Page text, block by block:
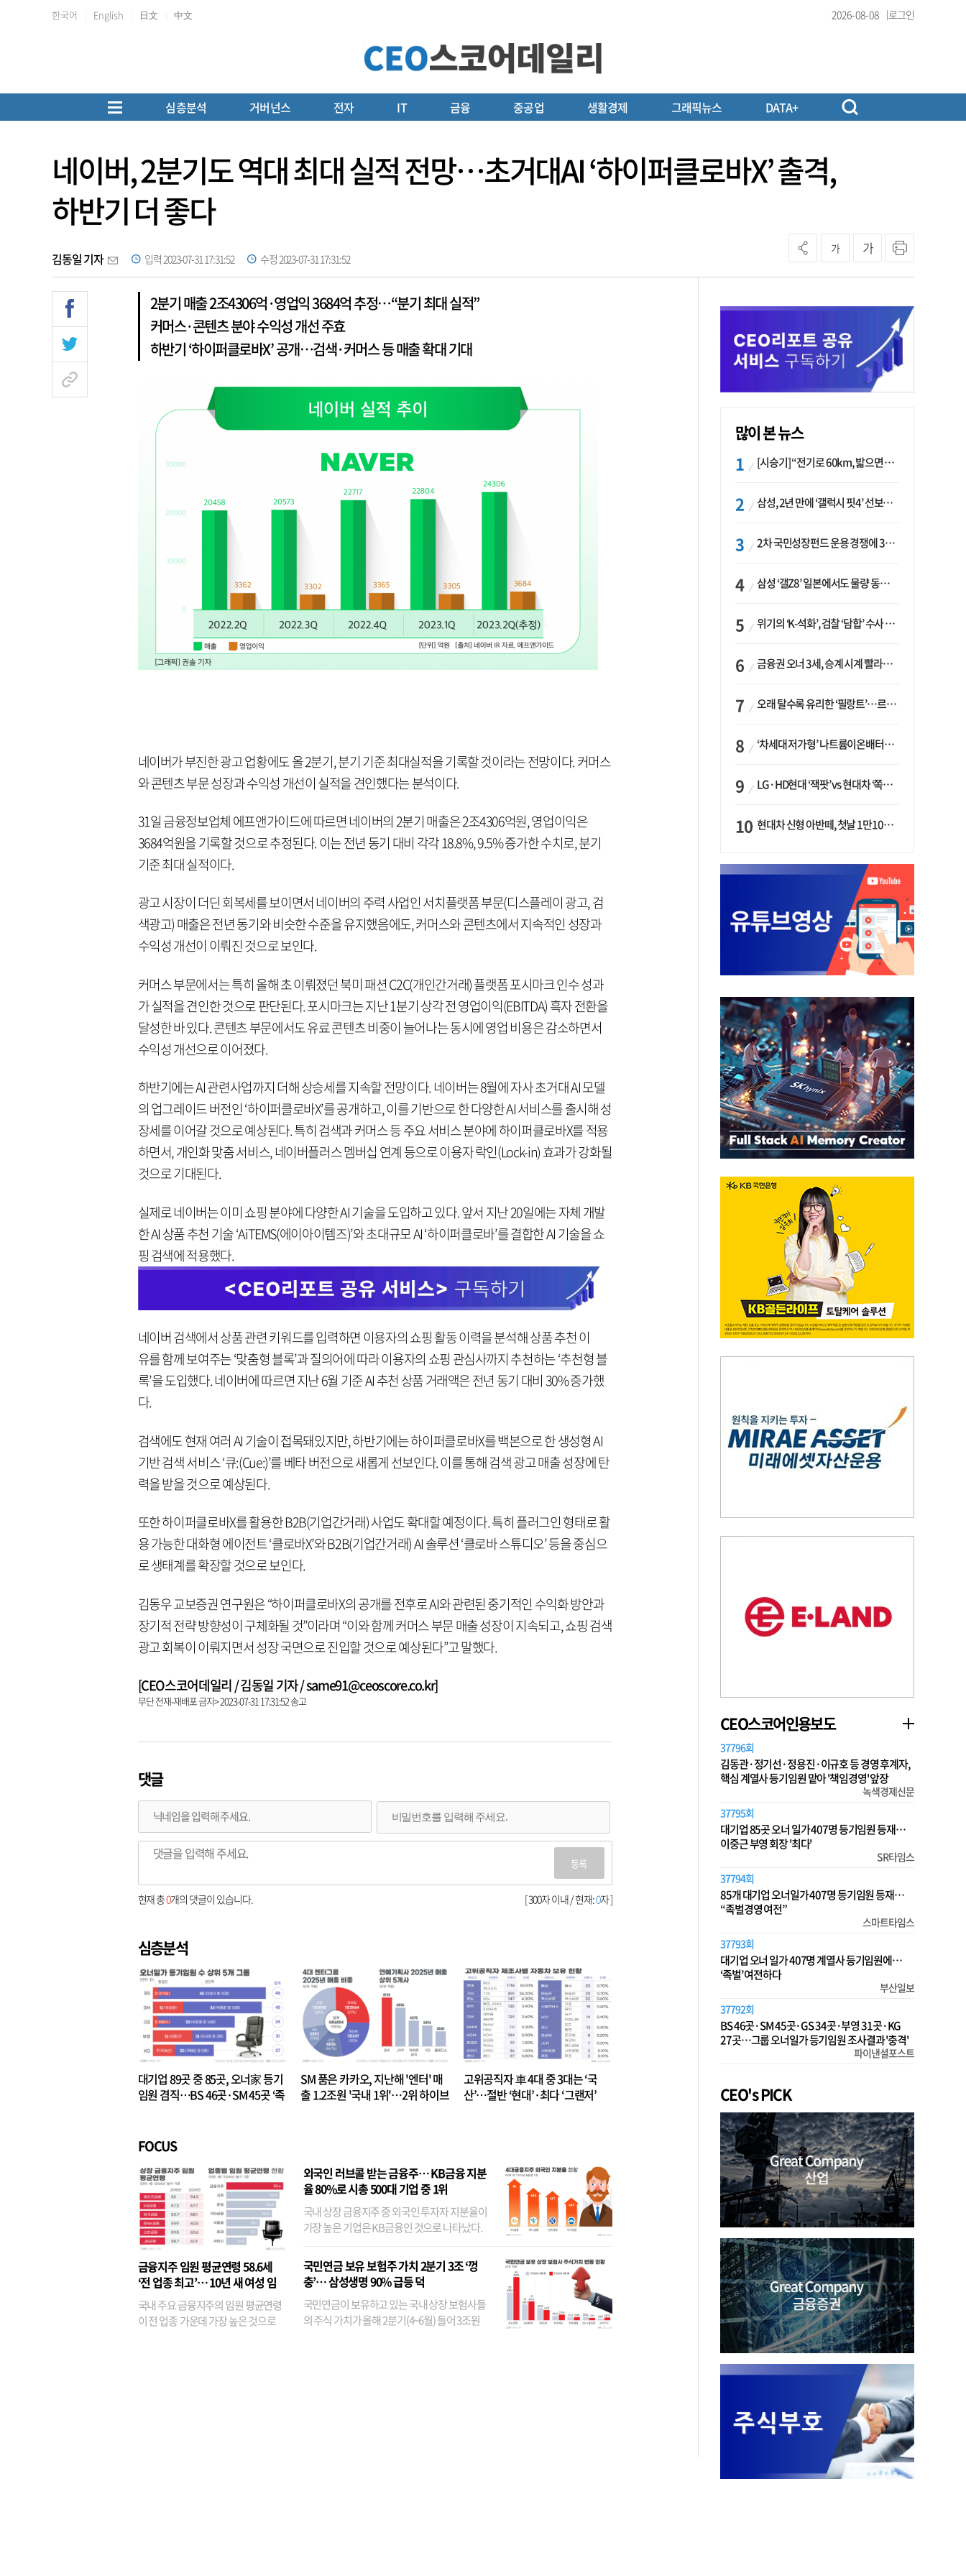
한국어 English 日文 中文 2026-08-08 로그인
심층분석 거버넌스 전자 IT 금융 중공업 생활경제 그래픽뉴스 DATA+
네이버, 2분기도 역대 최대 실적 전망…초거대AI ‘하이퍼클로바X’ 출격,
하반기 더 좋다
김동일 기자 입력 2023-07-31 17:31:52 수정 2023-07-31 17:31:52
가 가
2분기 매출 2조4306억·영업익 3684억 추정…“분기 최대 실적”
커머스·콘텐츠 분야 수익성 개선 주효
하반기 ‘하이퍼클로바X’ 공개…검색·커머스 등 매출 확대 기대
네이버가 부진한 광고 업황에도 올 2분기, 분기 기준 최대실적을 기록할 것이라는 전망이다. 커머스
와 콘텐츠 부문 성장과 수익성 개선이 실적을 견인했다는 분석이다.
31일 금융정보업체 에프앤가이드에 따르면 네이버의 2분기 매출은 2조4306억원, 영업이익은
3684억원을 기록할 것으로 추정된다. 이는 전년 동기 대비 각각 18.8%, 9.5% 증가한 수치로, 분기
기준 최대 실적이다.
광고 시장이 더딘 회복세를 보이면서 네이버의 주력 사업인 서치플랫폼 부문(디스플레이 광고, 검
색광고) 매출은 전년 동기와 비슷한 수준을 유지했음에도, 커머스와 콘텐츠에서 지속적인 성장과
수익성 개선이 이뤄진 것으로 보인다.
커머스 부문에서는 특히 올해 초 이뤄졌던 북미 패션 C2C(개인간거래) 플랫폼 포시마크 인수 성과
가 실적을 견인한 것으로 판단된다. 포시마크는 지난 1분기 상각 전 영업이익(EBITDA) 흑자 전환을
달성한 바 있다. 콘텐츠 부문에서도 유료 콘텐츠 비중이 늘어나는 동시에 영업 비용은 감소하면서
수익성 개선으로 이어졌다.
하반기에는 AI 관련사업까지 더해 상승세를 지속할 전망이다. 네이버는 8월에 자사 초거대 AI 모델
의 업그레이드 버전인 ‘하이퍼클로바X’를 공개하고, 이를 기반으로 한 다양한 AI 서비스를 출시해 성
장세를 이어갈 것으로 예상된다. 특히 검색과 커머스 등 주요 서비스 분야에 하이퍼클로바X를 적용
하면서, 개인화 맞춤 서비스, 네이버플러스 멤버십 연계 등으로 이용자 락인(Lock-in) 효과가 강화될
것으로 기대된다.
실제로 네이버는 이미 쇼핑 분야에 다양한 AI 기술을 도입하고 있다. 앞서 지난 20일에는 자체 개발
한 AI 상품 추천 기술 ‘AiTEMS(에이아이템즈)’와 초대규모 AI ‘하이퍼클로바’를 결합한 AI 기술을 쇼
핑 검색에 적용했다.
네이버 검색에서 상품 관련 키워드를 입력하면 이용자의 쇼핑 활동 이력을 분석해 상품 추천 이
유를 함께 보여주는 ‘맞춤형 블록’과 질의어에 따라 이용자의 쇼핑 관심사까지 추천하는 ‘추천형 블
록’을 도입했다. 네이버에 따르면 지난 6월 기준 AI 추천 상품 거래액은 전년 동기 대비 30% 증가했
다.
검색에도 현재 여러 AI 기술이 접목돼있지만, 하반기에는 하이퍼클로바X를 백본으로 한 생성형 AI
기반 검색 서비스 ‘큐:(Cue:)’를 베타 버전으로 새롭게 선보인다. 이를 통해 검색 광고 매출 성장에 탄
력을 받을 것으로 예상된다.
또한 하이퍼클로바X를 활용한 B2B(기업간거래) 사업도 확대할 예정이다. 특히 플러그인 형태로 활
용 가능한 대화형 에이전트 ‘클로바X’와 B2B(기업간거래) AI 솔루션 ‘클로바 스튜디오’ 등을 중심으
로 생태계를 확장할 것으로 보인다.
김동우 교보증권 연구원은 “하이퍼클로바X의 공개를 전후로 AI와 관련된 중기적인 수익화 방안과
장기적 전략 방향성이 구체화될 것”이라며 “이와 함께 커머스 부문 매출 성장이 지속되고, 쇼핑 검색
광고 회복이 이뤄지면서 성장 국면으로 진입할 것으로 예상된다”고 말했다.
[CEO스코어데일리 / 김동일 기자 / same91@ceoscore.co.kr]
무단 전재-재배포 금지> 2023-07-31 17:31:52 송고
댓글
등록
[ 300자 이내 / 현재:0자 ]
현재 총0개의 댓글이 있습니다.
심층분석
대기업 89곳 중 85곳, 오너家 등기
임원 겸직…BS 46곳·SM 45곳 ‘족
SM 품은 카카오, 지난해 '엔터' 매
출 1.2조원 '국내 1위'…2위 하이브
고위공직자 車 4대 중 3대는 ‘국
산’…절반 ‘현대’·최다 ‘그랜저’
FOCUS
금융지주 임원 평균연령 58.6세
‘전 업종 최고’… 10년 새 여성 임
원은 14배 껑충
국내 주요 금융지주의 임원 평균연령
이 전 업종 가운데 가장 높은 것으로
외국인 러브콜 받는 금융주… KB금융 지분
율 80%로 시총 500대 기업 중 1위
국내 상장 금융지주 중 외국인 투자자 지분율이
가장 높은 기업은 KB금융인 것으로 나타났다.
융이었다. 특히 KB금융은 지난달 말 기준 해외
기관투자자 지분율이...
국민연금 보유 보험주 가치 2분기 3조 ‘껑
충’… 삼성생명 90% 급등 덕
국민연금이 보유하고 있는 국내 상장 보험사들
의 주식 가치가 올해 2분기(4~6월) 들어 3조원
많이 본 뉴스
[시승기] “전기로 60km, 밟으면 462마력”…볼보 XC60 T8의 두 얼굴
삼성, 2년 만에 ‘갤럭시 핏4’ 선보이나…웨어러블 생태계 확장 ‘시동’
2차 국민성장펀드 운용 경쟁에 33개사 몰렸다…신한·하나 등 새 얼굴 대거 합류
삼성 ‘갤Z8’ 일본에서도 물량 동났다…애플 참전 앞두고 선두 수성 ‘시험대’
위기의 ‘K-석화’, 검찰 ‘담합’ 수사 착수…“LG·한화·롯데 등 7개 업체, 8개 제품 가격 담합”
금융권 오너 3세, 승계 시계 빨라지나…한국투자 ‘속도’·미래에셋·메리츠는 ‘거리두기’
오래 탈수록 유리한 ‘필랑트’…르노코리아, 5년 뒤 잔존가치 53% 보장
‘차세대 저가형’ 나트륨이온배터리 시대 오나…LG화학·에코프로, 상용화 속도낸다
LG·HD현대 ‘잭팟’ vs 현대차 ‘쪽박’…글로벌 사모펀드, 韓 대기업 투자 ‘희비’
현대차 신형 아반떼, 첫날 1만1094대 계약…역대 최고치 경신
CEO스코어인용보도
37796회
김동관·정기선·정용진·이규호 등 경영 후계자,
핵심 계열사 등기임원 맡아 '책임경영' 앞장
녹색경제신문
37795회
대기업 85곳 오너 일가 407명 등기임원 등재…
이중근 부영 회장 '최다'
SR타임스
37794회
85개 대기업 오너일가 407명 등기임원 등재…
“족벌경영 여전”
스마트타임스
37793회
대기업 오너 일가 407명 계열사 등기임원에…
‘족벌’ 여전하다
부산일보
37792회
BS 46곳·SM 45곳·GS 34곳·부영 31곳·KG
27곳…그룹 오너일가 등기임원 조사결과 '충격'
파이낸셜포스트
CEO's PICK